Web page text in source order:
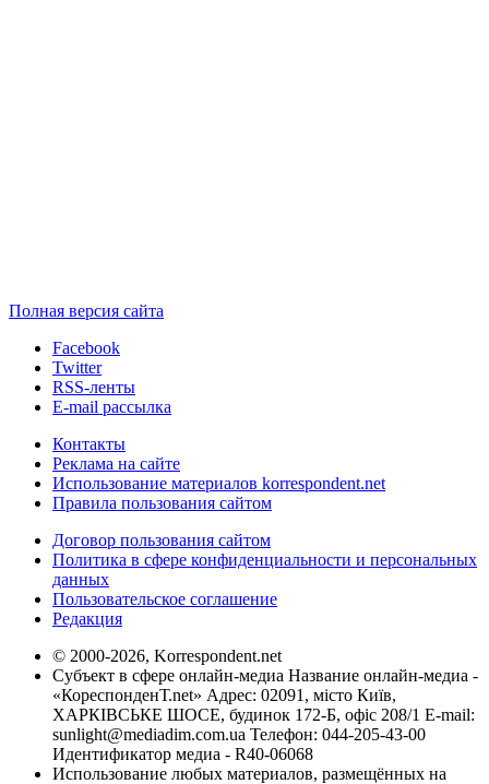
Полная версия сайта
Facebook
Twitter
RSS-ленты
E-mail рассылка
Контакты
Реклама на сайте
Использование материалов korrespondent.net
Правила пользования сайтом
Договор пользования сайтом
Политика в сфере конфиденциальности и персональных
данных
Пользовательское соглашение
Редакция
© 2000-2026, Korrespondent.net
Субъект в сфере онлайн-медиа Название онлайн-медиа -
«КореспонденТ.net» Адрес: 02091, місто Київ,
ХАРКІВСЬКЕ ШОСЕ, будинок 172-Б, офіс 208/1 E-mail:
sunlight@mediadim.com.ua Телефон: 044-205-43-00
Идентификатор медиа - R40-06068
Использование любых материалов, размещённых на